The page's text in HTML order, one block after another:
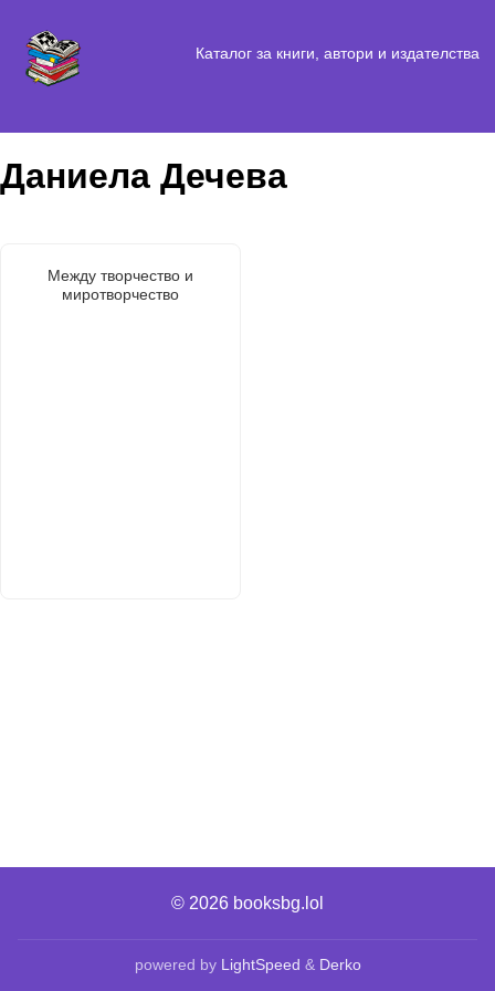
Каталог за книги, автори и издателства
Даниела Дечева
Между творчество и
миротворчество
© 2026 booksbg.lol
powered by LightSpeed & Derko